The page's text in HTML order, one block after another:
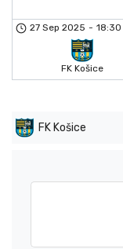
27 Sep 2025 - 18:30
FK Košice
FK Košice